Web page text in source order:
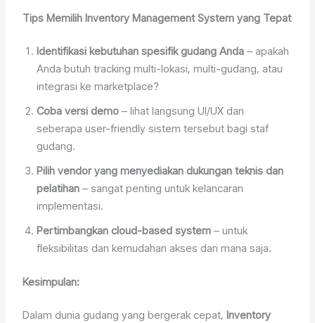
Tips Memilih Inventory Management System yang Tepat
Identifikasi kebutuhan spesifik gudang Anda – apakah
Anda butuh tracking multi-lokasi, multi-gudang, atau
integrasi ke marketplace?
Coba versi demo – lihat langsung UI/UX dan
seberapa user-friendly sistem tersebut bagi staf
gudang.
Pilih vendor yang menyediakan dukungan teknis dan
pelatihan – sangat penting untuk kelancaran
implementasi.
Pertimbangkan cloud-based system – untuk
fleksibilitas dan kemudahan akses dari mana saja.
Kesimpulan:
Dalam dunia gudang yang bergerak cepat, Inventory